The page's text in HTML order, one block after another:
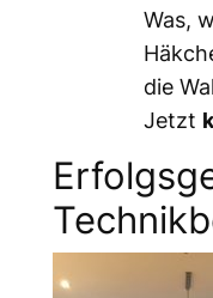
Was,
die
Jetzt